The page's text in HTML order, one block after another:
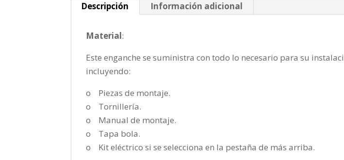
Descripción Información adicional
Material:
Este enganche se suministra con todo lo necesario para su
incluyendo:
o Piezas de montaje.
o Tornillería.
o Manual de montaje.
o Tapa bola.
o Kit eléctrico si se selecciona en la pestaña de más arriba.